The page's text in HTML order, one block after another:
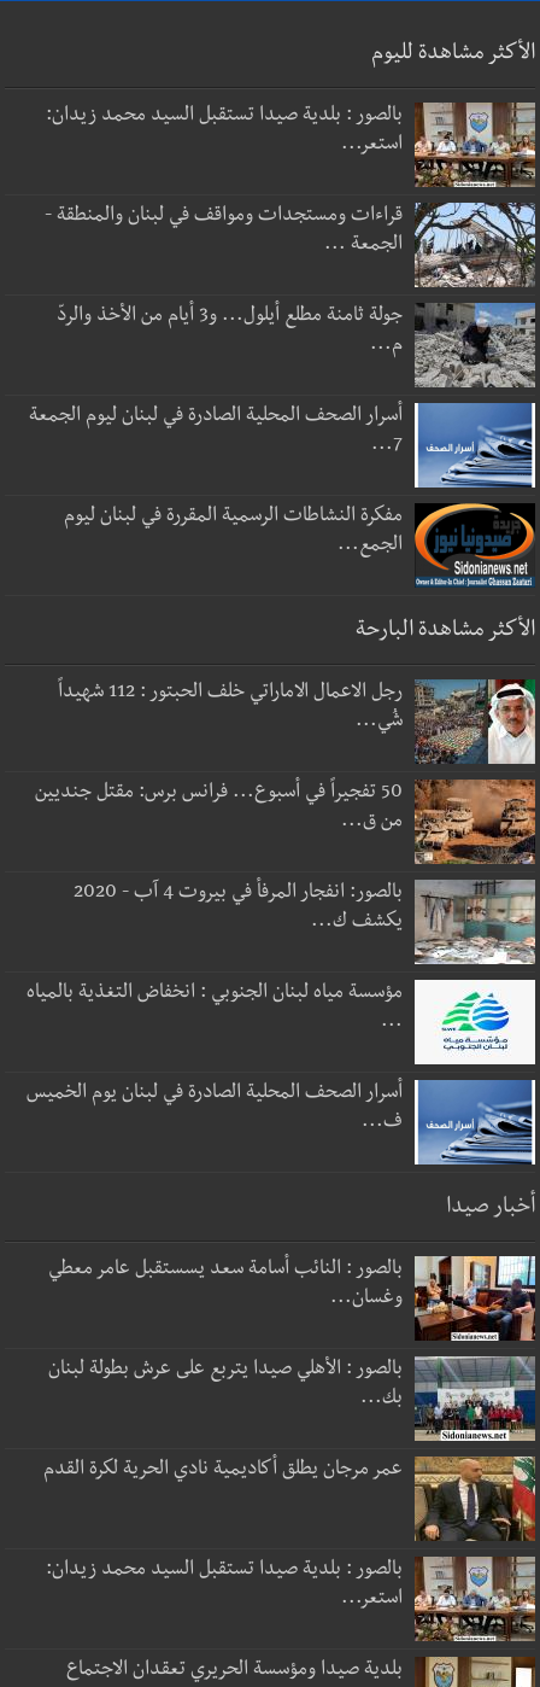
الأكثر مشاهدة لليوم
بالصور : بلدية صيدا تستقبل السيد محمد زيدان:
استعر...
قراءات ومستجدات ومواقف في لبنان والمنطقة -
الجمعة ...
جولة ثامنة مطلع أيلول... و3 أيام من الأخذ والردّ
م...
أسرار الصحف المحلية الصادرة في لبنان ليوم الجمعة
7...
مفكرة النشاطات الرسمية المقررة في لبنان ليوم
الجمع...
الأكثر مشاهدة البارحة
رجل الاعمال الاماراتي خلف الحبتور : 112 شهيداً
شُي...
50 تفجيراً في أسبوع... فرانس برس: مقتل جنديين
من ق...
بالصور: انفجار المرفأ في بيروت 4 آب - 2020
يكشف ك...
مؤسسة مياه لبنان الجنوبي : انخفاض التغذية بالمياه
...
أسرار الصحف المحلية الصادرة في لبنان يوم الخميس
ف...
أخبار صيدا
بالصور : النائب أسامة سعد يسستقبل عامر معطي
وغسان...
بالصور : الأهلي صيدا يتربع على عرش بطولة لبنان
بك...
عمر مرجان يطلق أكاديمية نادي الحرية لكرة القدم
بالصور : بلدية صيدا تستقبل السيد محمد زيدان:
استعر...
بلدية صيدا ومؤسسة الحريري تعقدان الاجتماع